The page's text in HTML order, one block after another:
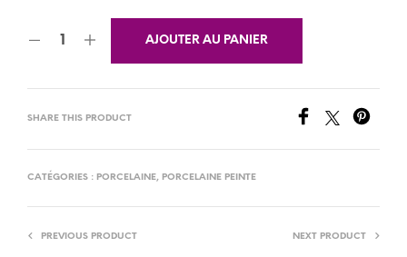
AJOUTER AU PANIER
SHARE THIS PRODUCT
CATÉGORIES : PORCELAINE, PORCELAINE PEINTE
PREVIOUS PRODUCT NEXT PRODUCT